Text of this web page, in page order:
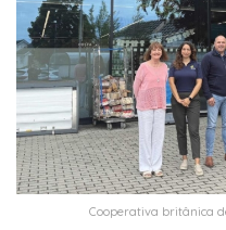
Cooperativa britânica